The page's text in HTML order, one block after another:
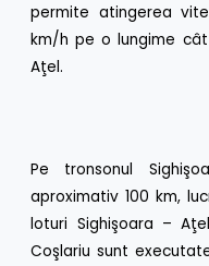
permite atingerea
km/h pe o lungime
Aţel.
Pe tronsonul
aproximativ 100 km,
loturi Sighişoara –
Coşlariu sunt